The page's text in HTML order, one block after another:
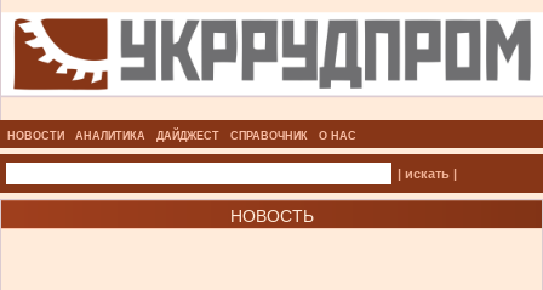
НОВОСТИ АНАЛИТИКА ДАЙДЖЕСТ СПРАВОЧНИК О НАС
| искать |
НОВОСТЬ